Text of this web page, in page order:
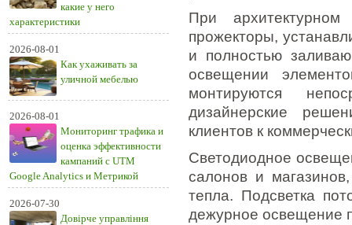
какие у него
характеристики
2026-08-01
Как ухаживать за
уличной мебелью
2026-08-01
Мониторинг трафика и
оценка эффективности
кампаний с UTM
Google Analytics и Метрикой
2026-07-30
Довірче управління
При
прожекторы,
и полностью
освещении
монтируются
дизайнерские
клиентов к
Светодиодное
салонов и
тепла. Подсветка
дежурное освещение